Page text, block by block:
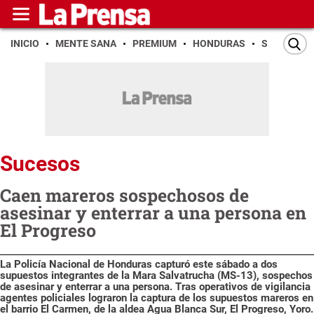
INICIO MENTE SANA PREMIUM HONDURAS SAN PEDRO
Sucesos
Caen mareros sospechosos de
asesinar y enterrar a una persona en
El Progreso
La Policía Nacional de Honduras capturó este sábado a dos
supuestos integrantes de la Mara Salvatrucha (MS-13), sospechos
de asesinar y enterrar a una persona. Tras operativos de vigilancia
agentes policiales lograron la captura de los supuestos mareros en
el barrio El Carmen, de la aldea Agua Blanca Sur, El Progreso, Yoro.